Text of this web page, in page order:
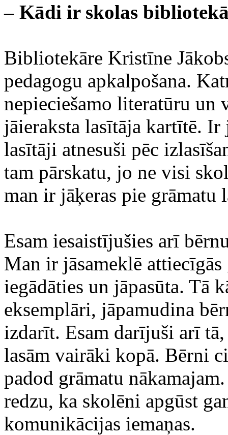
– Kādi ir skolas
Bibliotekāre Kristīne
pedagogu apkalpošana.
nepieciešamo literatūru un
jāieraksta lasītāja kartītē. Ir
lasītāji atnesuši pēc
tam pārskatu, jo ne visi
man ir jāķeras pie grāmatu
Esam iesaistījušies arī
Man ir jāsameklē
iegādāties un jāpasūta. Tā
eksemplāri, jāpamudina
izdarīt. Esam darījuši arī
lasām vairāki kopā. Bērni
padod grāmatu
redzu, ka skolēni apgūst
komunikācijas iemaņas.